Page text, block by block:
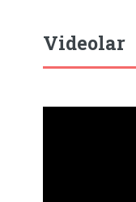
Videolar